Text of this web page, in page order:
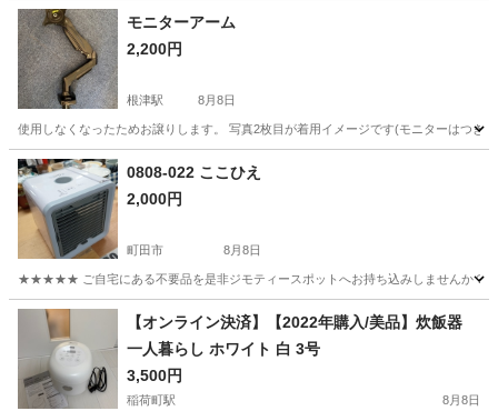
モニターアーム
2,200円
根津駅 8月8日
使用しなくなったためお譲りします。 写真2枚目が着用イメージです(モニターはつき
東京 台東区
0808-022 ここひえ
2,000円
町田市 8月8日
★★★★★ ご自宅にある不要品を是非ジモティースポットへお持ち込みしませんか？
東京 町田市 季節、空調家電 現地
【オンライン決済】【2022年購入/美品】炊飯器
一人暮らし ホワイト 白 3号
3,500円
稲荷町駅 8月8日